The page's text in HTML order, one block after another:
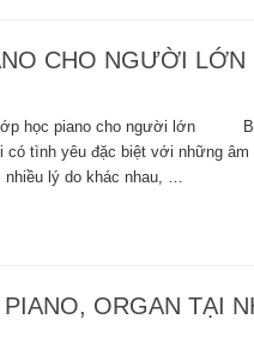
CHO NGƯỜI LỚN
học piano cho người lớn
có tình yêu đặc biệt với những
nhiều lý do khác nhau, …
ORGAN TẠI